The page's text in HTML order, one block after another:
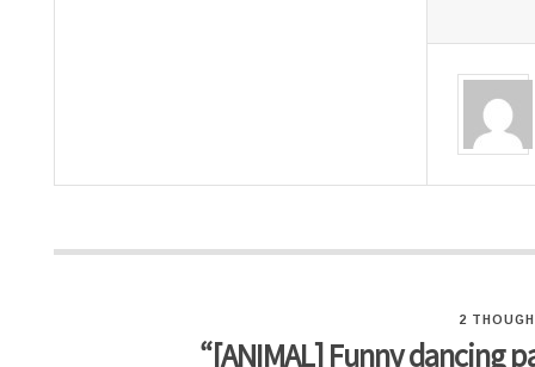
2
“[ANIMAL] Funny dancing